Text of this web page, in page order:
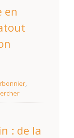
en
,
: de la